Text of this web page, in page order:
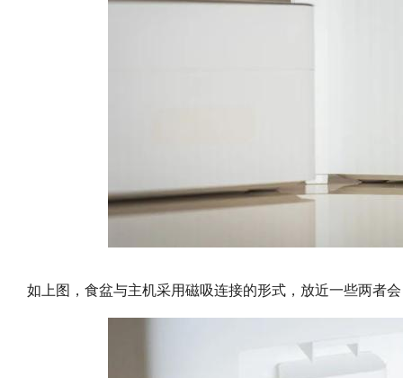
如上图，食盆与主机采用磁吸连接的形式，放近一些两者